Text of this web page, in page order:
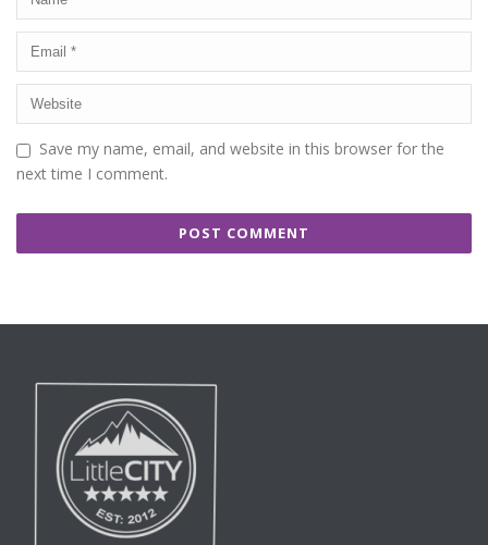
Save my name, email, and website in this browser for the
next time I comment.